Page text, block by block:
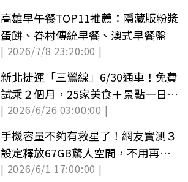
高雄早午餐TOP11推薦：隱藏版粉漿
蛋餅、眷村傳統早餐、澳式早餐盤
| 2026/7/8 23:20:00 |
新北捷運「三鶯線」6/30通車！免費
試乘２個月，25家美食＋景點一日遊
地圖
| 2026/6/26 03:00:00 |
手機容量不夠有救星了！網友實測３
設定釋放67GB驚人空間，不用再狂
刪照片
| 2026/6/1 17:00:00 |